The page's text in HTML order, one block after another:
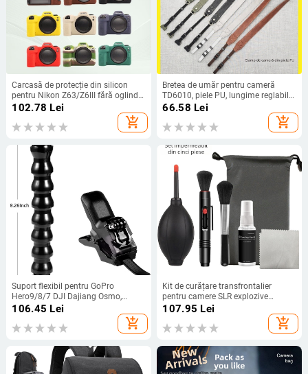
Carcasă de protecție din silicon
pentru Nikon Z63/Z6III fără oglindă,
respirabilă, rezistentă la uzură și
anti-tăietură, capac de protecție
împotriva prafului pentru stocare
102.78 Lei
add_shopping_cart
Bretea de umăr pentru cameră
TD6010, piele PU, lungime reglabilă,
2 clipsuri, compatibil universal
66.58 Lei
add_shopping_cart
Suport flexibil pentru GoPro
Hero9/8/7 DJI Dajiang Osmo,
clemă tip șarpe, clemă tip rechin,
106.45 Lei
add_shopping_cart
Kit de curățare transfrontalier
pentru camere SLR explozive
Produse de curățare digitală
Instrument de curățare a lentilelor 5
în 1
107.95 Lei
add_shopping_cart